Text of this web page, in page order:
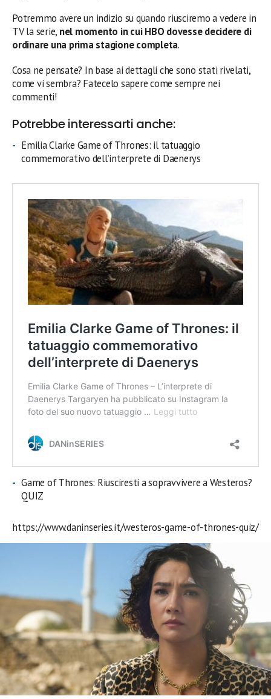
Potremmo avere un indizio su quando riusciremo a vedere in
TV la serie, nel momento in cui HBO dovesse decidere di
ordinare una prima stagione completa.
Cosa ne pensate? In base ai dettagli che sono stati rivelati,
come vi sembra? Fatecelo sapere come sempre nei
commenti!
Potrebbe interessarti anche:
Emilia Clarke Game of Thrones: il tatuaggio
commemorativo dell’interprete di Daenerys
Game of Thrones: Riusciresti a sopravvivere a Westeros?
QUIZ
https://www.daninseries.it/westeros-game-of-thrones-quiz/